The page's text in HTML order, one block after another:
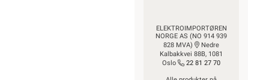
ELEKTROIMPORTØREN
NORGE AS (NO 914 939
828 MVA)
Nedre
Kalbakkvei 88B, 1081
Oslo
22 81 27 70